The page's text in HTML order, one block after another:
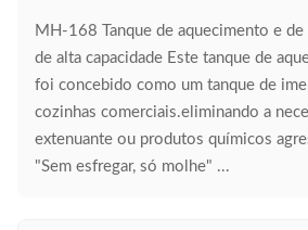
MH-168 Tanque de aquecimento e de
de alta capacidade Este tanque de
foi concebido como um tanque de
cozinhas comerciais.eliminando a
extenuante ou produtos químicos
"Sem esfregar, só molhe" ...